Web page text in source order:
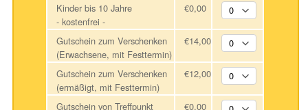
Kinder bis 10 Jahre
- kostenfrei -
€0,00
Gutschein zum Verschenken
(Erwachsene, mit Festtermin)
€14,00
Gutschein zum Verschenken
(ermäßigt, mit Festtermin)
€12,00
Gutschein von Treffpunkt €0,00